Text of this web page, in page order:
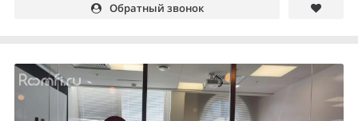
Обратный звонок